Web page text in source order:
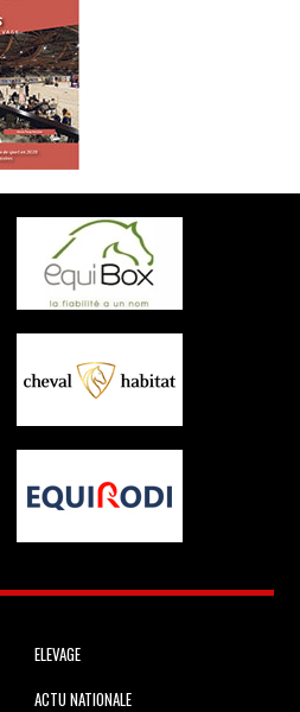
ELEVAGE
ACTU NATIONALE